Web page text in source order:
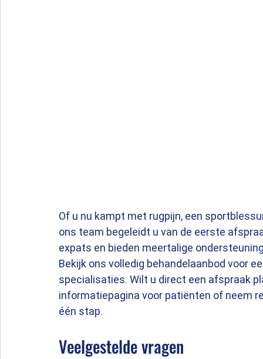
Of u nu kampt met rugpijn, een
ons team begeleidt u van de eerste
expats en bieden meertalige
Bekijk ons volledig behandelaanbod voor
specialisaties. Wilt u direct een afspraak
informatiepagina voor patiënten of neem
één stap.
Veelgestelde vragen